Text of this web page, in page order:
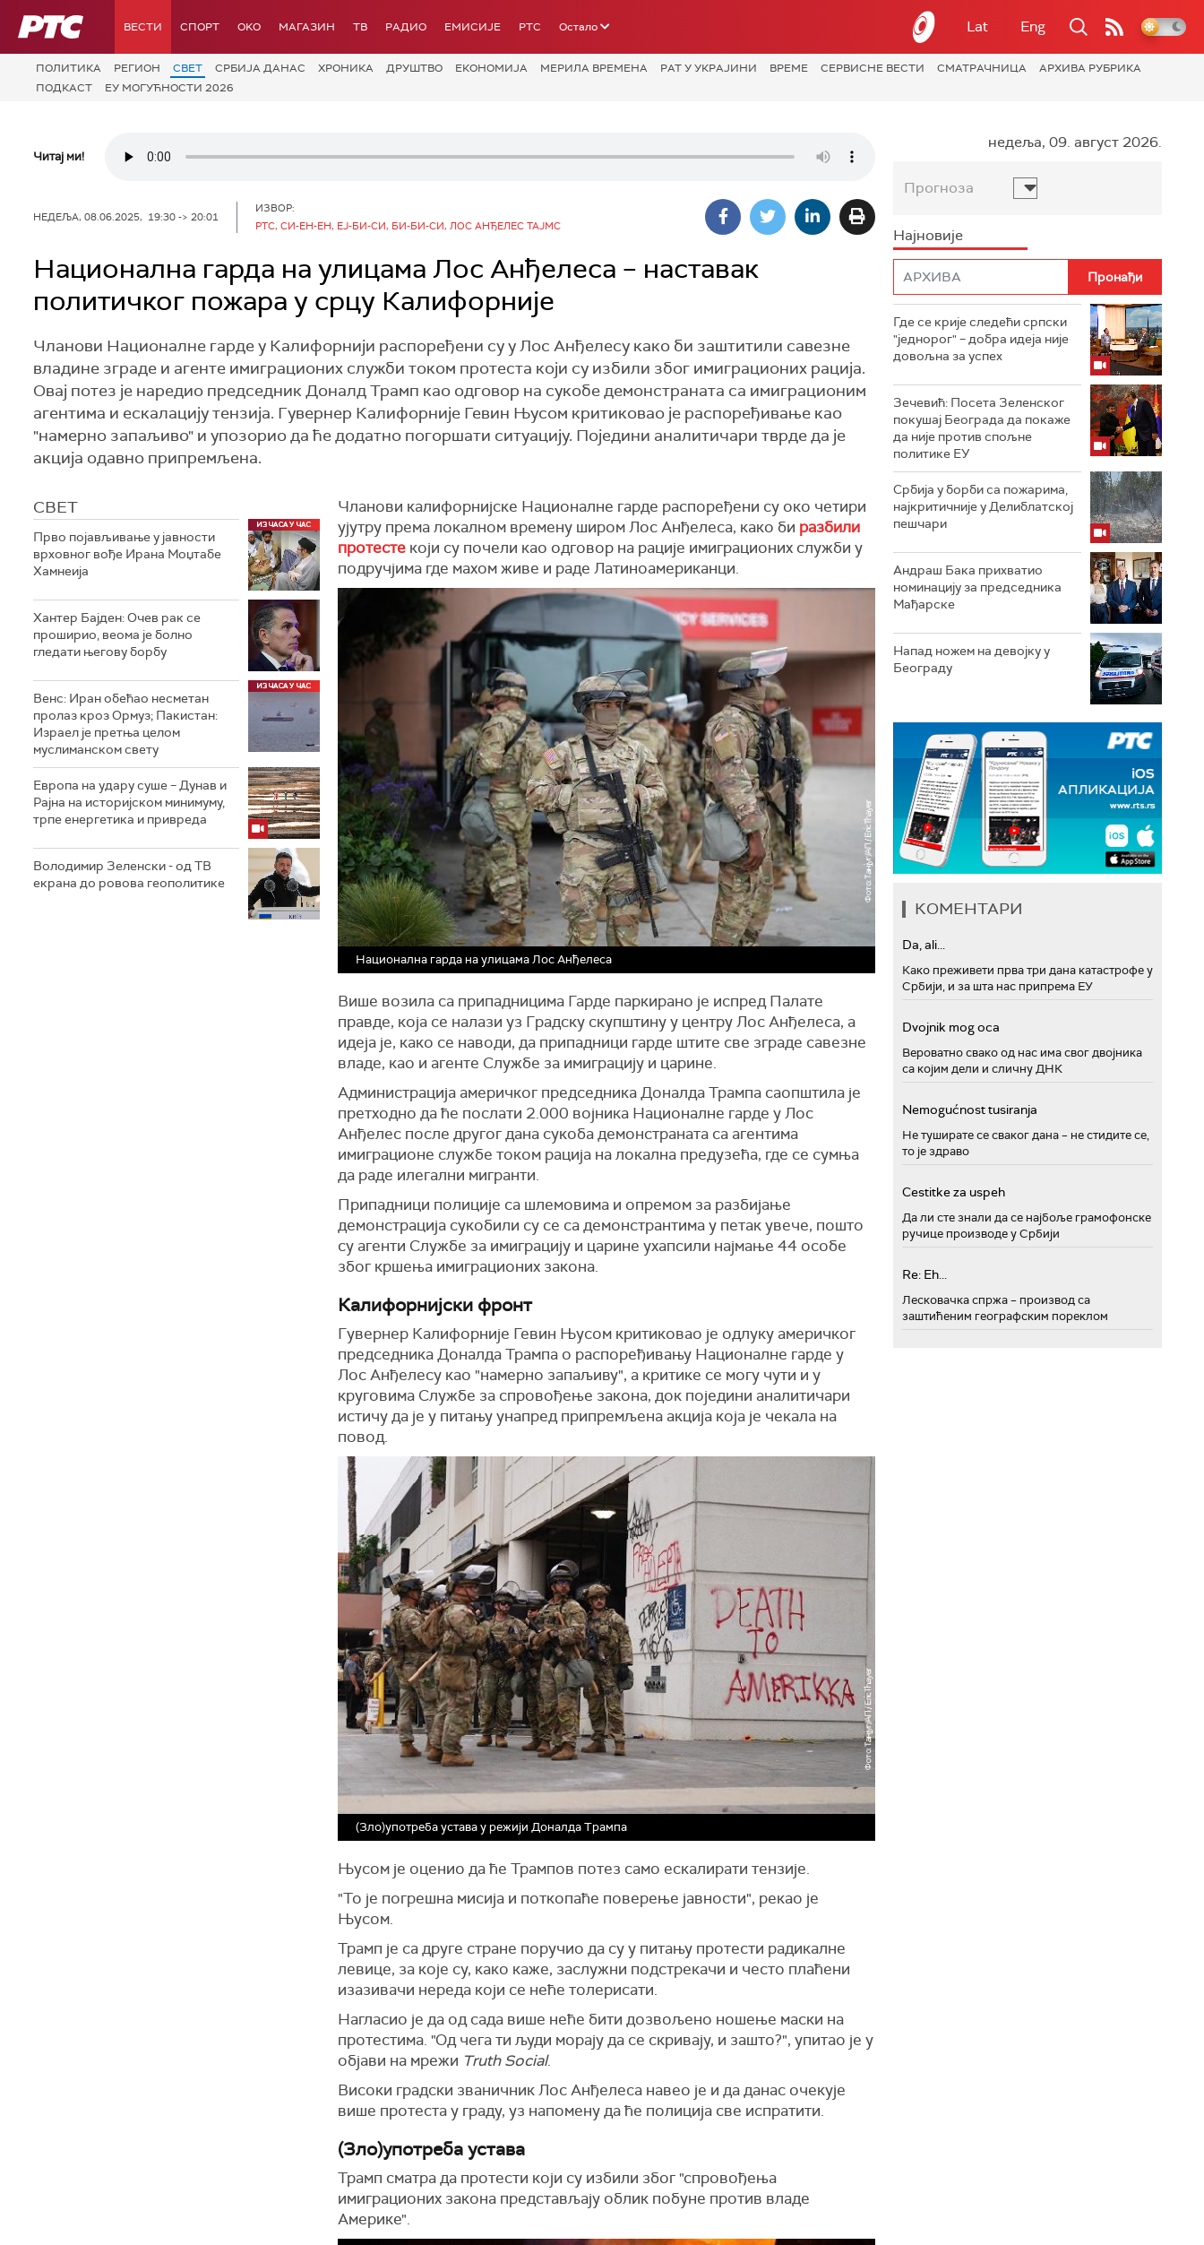
РТС ВЕСТИ СПОРТ OKO МАГАЗИН ТВ РАДИО ЕМИСИЈЕ РТС Остало Lat Eng
ПОЛИТИКА РЕГИОН СВЕТ СРБИЈА ДАНАС ХРОНИКА ДРУШТВО ЕКОНОМИЈА МЕРИЛА ВРЕМЕНА РАТ У УКРАЈИНИ ВРЕМЕ СЕРВИСНЕ ВЕСТИ СМАТРАЧНИЦА
АРХИВА РУБРИКА
ПОДКАСТ
ЕУ МОГУЋНОСТИ 2026
Читај ми!
НЕДЕЉА, 08.06.2025, 19:30 -> 20:01
ИЗВОР:
РТС, СИ-ЕН-ЕН, ЕЈ-БИ-СИ, БИ-БИ-СИ, ЛОС АНЂЕЛЕС ТАЈМС
Национална гарда на улицама Лос Анђелеса – наставак
политичког пожара у срцу Калифорније
Чланови Националне гарде у Калифорнији распоређени су у Лос Анђелесу како би заштитили савезне
владине зграде и агенте имиграционих служби током протеста који су избили због имиграционих рација.
Овај потез је наредио председник Доналд Трамп као одговор на сукобе демонстраната са имиграционим
агентима и ескалацију тензија. Гувернер Калифорније Гевин Њусом критиковао је распоређивање као
"намерно запаљиво" и упозорио да ће додатно погоршати ситуацију. Поједини аналитичари тврде да је
акција одавно припремљена.
СВЕТ
Прво појављивање у јавности
врховног вође Ирана Моџтабe
Хамнеија
Хантер Бајден: Очев рак се
проширио, веома је болно
гледати његову борбу
Венс: Иран обећао несметан
пролаз кроз Ормуз; Пакистан:
Израел је претња целом
муслиманском свету
Европа на удару суше – Дунав и
Рајна на историјском минимуму,
трпе енергетика и привреда
Володимир Зеленски - од ТВ
екрана до ровова геополитике
Чланови калифорнијске Националне гарде распоређени су око четири
ујутру према локалном времену широм Лос Анђелеса, како би разбили
протесте који су почели као одговор на рације имиграционих служби у
подручјима где махом живе и раде Латиноамериканци.
Национална гарда на улицама Лос Анђелеса
Више возила са припадницима Гарде паркирано је испред Палате
правде, која се налази уз Градску скупштину у центру Лос Анђелеса, а
идеја је, како се наводи, да припадници гарде штите све зграде савезне
владе, као и агенте Службе за имиграцију и царине.
Администрација америчког председника Доналда Трампа саопштила је
претходно да ће послати 2.000 војника Националне гарде у Лос
Анђелес после другог дана сукоба демонстраната са агентима
имиграционе службе током рација на локална предузећа, где се сумња
да раде илегални мигранти.
Припадници полиције са шлемовима и опремом за разбијање
демонстрација сукобили су се са демонстрантима у петак увече, пошто
су агенти Службе за имиграцију и царине ухапсили најмање 44 особе
због кршења имиграционих закона.
Калифорнијски фронт
Гувернер Калифорније Гевин Њусом критиковао је одлуку америчког
председника Доналда Трампа о распоређивању Националне гарде у
Лос Анђелесу као "намерно запаљиву", а критике се могу чути и у
круговима Службе за спровођење закона, док поједини аналитичари
истичу да је у питању унапред припремљена акција која је чекала на
повод.
(Зло)употреба устава у режији Доналда Трампа
Њусом је оценио да ће Трампов потез само ескалирати тензије.
"То је погрешна мисија и поткопаће поверење јавности", рекао је
Њусом.
Трамп је са друге стране поручио да су у питању протести радикалне
левице, за које су, како каже, заслужни подстрекачи и често плаћени
изазивачи нереда који се неће толерисати.
Нагласио је да од сада више неће бити дозвољено ношење маски на
протестима. "Од чега ти људи морају да се скривају, и зашто?", упитао је у
објави на мрежи Truth Social.
Високи градски званичник Лос Анђелеса навео је и да данас очекује
више протеста у граду, уз напомену да ће полиција све испратити.
(Зло)употреба устава
Трамп сматра да протести који су избили због "спровођења
имиграционих закона представљају облик побуне против владе
Америке".
недеља, 09. август 2026.
Прогноза
Најновије
Где се крије следећи српски
"једнорог" – добра идеја није
довољна за успех
Зечевић: Посета Зеленског
покушај Београда да покаже
да није против спољне
политике ЕУ
Србија у борби са пожарима,
најкритичније у Делиблатској
пешчари
Андраш Бака прихватио
номинацију за председника
Мађарске
Напад ножем на девојку у
Београду
КОМЕНТАРИ
Da, ali...
Како преживети прва три дана катастрофе у
Србији, и за шта нас припрема ЕУ
Dvojnik mog oca
Вероватно свако од нас има свог двојника
са којим дели и сличну ДНК
Nemogućnost tusiranja
Не туширате се сваког дана – не стидите се,
то је здраво
Cestitke za uspeh
Да ли сте знали да се најбоље грамофонске
ручице производе у Србији
Re: Eh...
Лесковачка спржа – производ са
заштићеним географским пореклом